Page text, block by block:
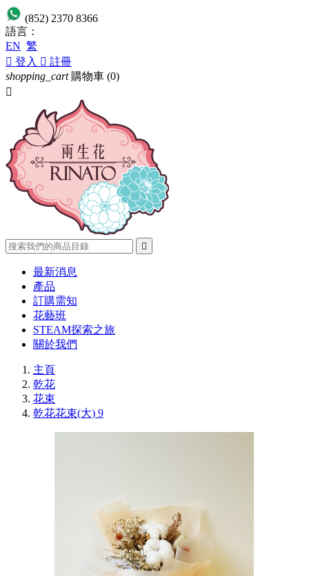
(852) 2370 8366
語言：
EN 繁
 登入  註冊
shopping_cart 購物車 (0)


最新消息
產品
訂購需知
花藝班
STEAM探索之旅
關於我們
主頁
乾花
花束
乾花花束(大) 9